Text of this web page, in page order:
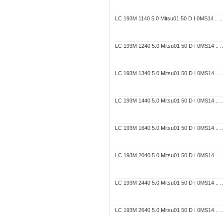
LC 193M 1140 5.0 Mitsu01 50 D I 0MS14 ..
LC 193M 1240 5.0 Mitsu01 50 D I 0MS14 ..
LC 193M 1340 5.0 Mitsu01 50 D I 0MS14 ..
LC 193M 1440 5.0 Mitsu01 50 D I 0MS14 ..
LC 193M 1640 5.0 Mitsu01 50 D I 0MS14 ..
LC 193M 2040 5.0 Mitsu01 50 D I 0MS14 ..
LC 193M 2440 5.0 Mitsu01 50 D I 0MS14 ..
LC 193M 2640 5.0 Mitsu01 50 D I 0MS14 ..